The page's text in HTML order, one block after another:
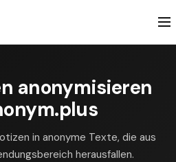
anonymisieren
in anonyme Texte, die aus
herausfallen.